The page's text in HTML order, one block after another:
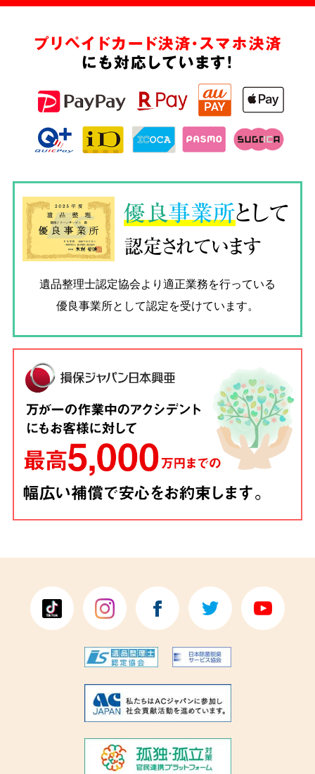
プリペイドカード決済・スマホ決済
にも対応しています!
優良事業所として
認定されています
遺品整理士認定協会より適正業務を行っている
優良事業所として認定を受けています。